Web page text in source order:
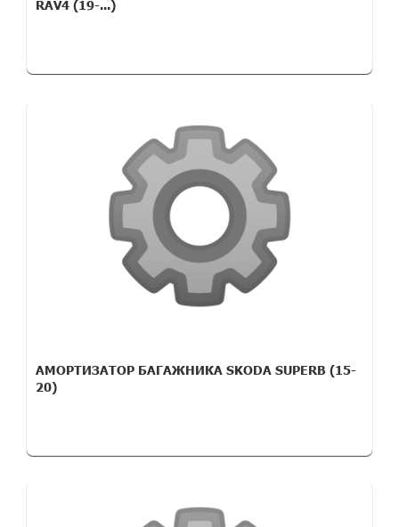
RAV4 (19-...)
АМОРТИЗАТОР БАГАЖНИКА SKODA SUPERB (15-
20)